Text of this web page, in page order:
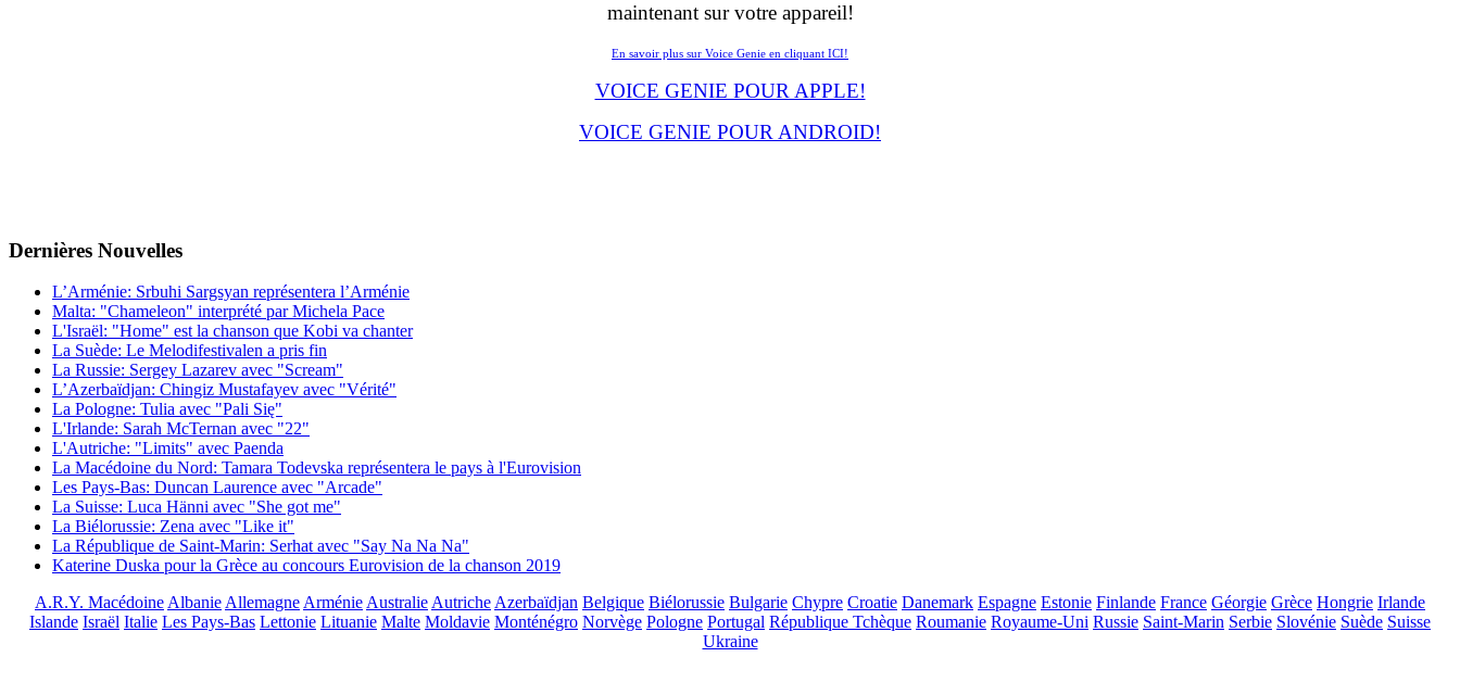
maintenant sur votre appareil!
En savoir plus sur Voice Genie en cliquant ICI!
VOICE GENIE POUR APPLE!
VOICE GENIE POUR ANDROID!
Dernières Νouvelles
L’Arménie: Srbuhi Sargsyan représentera l’Arménie
Malta: "Chameleon" interprété par Michela Pace
L'Israël: "Home" est la chanson que Kobi va chanter
La Suède: Le Melodifestivalen a pris fin
La Russie: Sergey Lazarev avec "Scream"
L’Azerbaïdjan: Chingiz Mustafayev avec "Vérité"
La Pologne: Tulia avec "Pali Się"
L'Irlande: Sarah McTernan avec "22"
L'Autriche: "Limits" avec Paenda
La Macédoine du Nord: Tamara Todevska représentera le pays à l'Eurovision
Les Pays-Bas: Duncan Laurence avec "Arcade"
La Suisse: Luca Hänni avec "She got me"
La Biélorussie: Zena avec "Like it"
La République de Saint-Marin: Serhat avec "Say Na Na Na"
Katerine Duska pour la Grèce au concours Eurovision de la chanson 2019
A.R.Y. MacédoineAlbanieAllemagneArménieAustralieAutricheAzerbaïdjan Belgique Biélorussie Bulgarie Chypre Croatie Danemark Espagne Estonie Finlande France Géorgie Grèce Hongrie Irlande
Islande Israël Italie Les Pays-Bas Lettonie Lituanie Malte Moldavie Monténégro Norvège Pologne Portugal République Tchèque Roumanie Royaume-Uni Russie Saint-Marin Serbie Slovénie Suède Suisse
Ukraine